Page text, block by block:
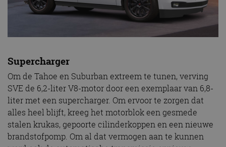
Supercharger
Om de Tahoe en Suburban extreem te tunen, verving
SVE de 6,2-liter V8-motor door een exemplaar van 6,8-
liter met een supercharger. Om ervoor te zorgen dat
alles heel blijft, kreeg het motorblok een gesmede
stalen krukas, gepoorte cilinderkoppen en een nieuwe
brandstofpomp. Om al dat vermogen aan te kunnen